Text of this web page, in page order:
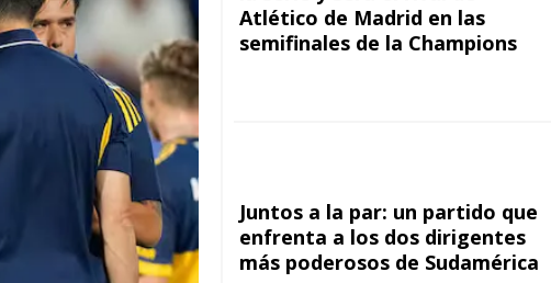
Atlético de Madrid en las
semifinales de la Champions
Juntos a la par: un partido que
enfrenta a los dos dirigentes
más poderosos de Sudamérica